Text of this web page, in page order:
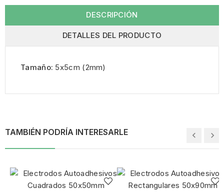
DESCRIPCIÓN
DETALLES DEL PRODUCTO
Tamaño: 5x5cm (2mm)
TAMBIÉN PODRÍA INTERESARLE